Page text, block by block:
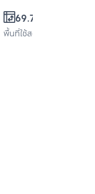
69.75 ตร.ม.
พื้นที่ใช้สอย